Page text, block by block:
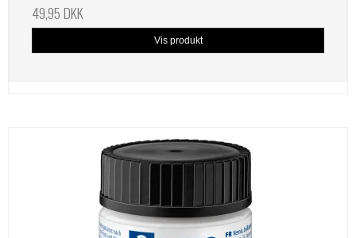
49,95 DKK
Vis produkt